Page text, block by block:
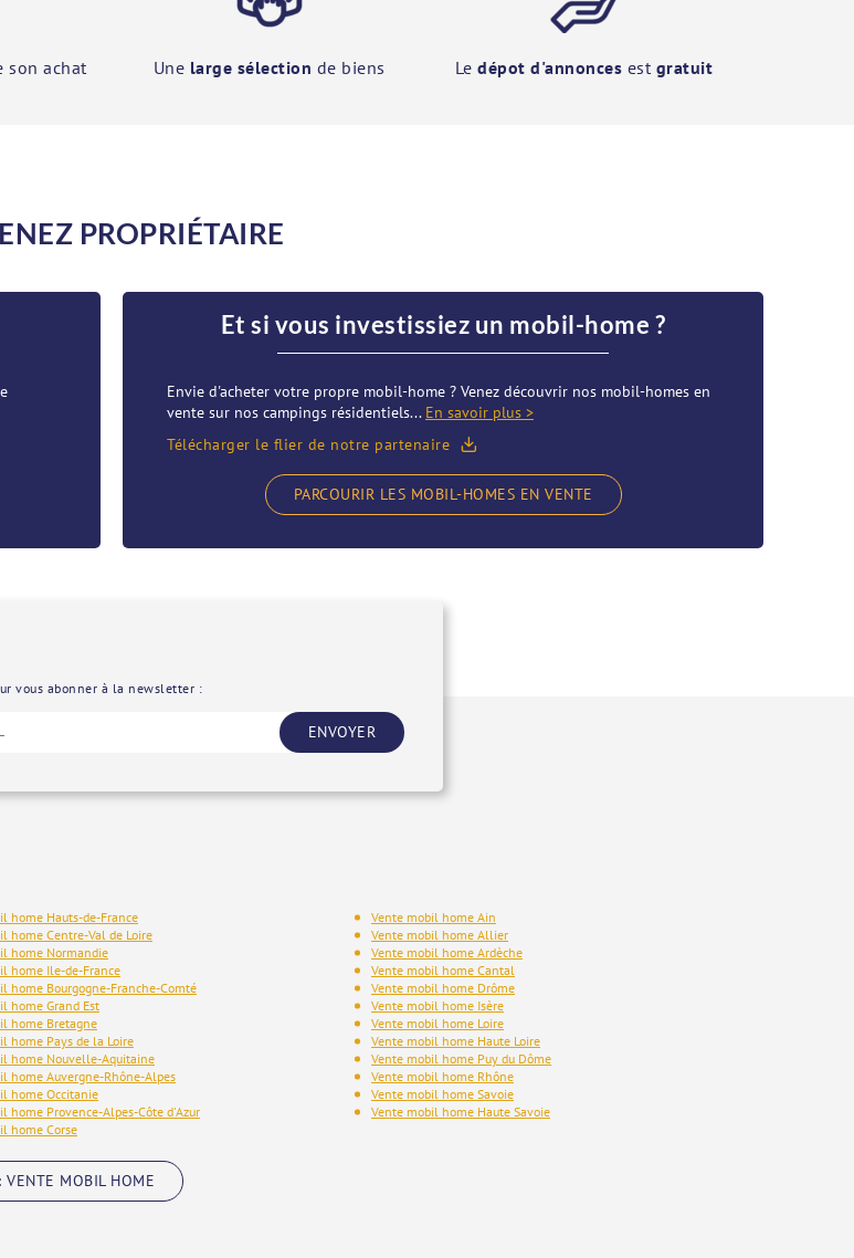
son achat Une large sélection de biens Ledépot d'annonces est gratuit
PROPRIÉTAIRE
Et si vous investissiez un mobil-home ?
Envie d'acheter votre propre mobil-home ? Venez découvrir nos mobil-homes en
vente sur nos campings résidentiels... En savoir plus >
Télécharger le flier de notre partenaire
PARCOURIR LES MOBIL-HOMES EN VENTE
vous abonner à la newsletter :
ENVOYER
home Hauts-de-France
home Centre-Val de Loire
home Normandie
home Ile-de-France
home Bourgogne-Franche-Comté
home Grand Est
home Bretagne
home Pays de la Loire
home Nouvelle-Aquitaine
home Auvergne-Rhône-Alpes
home Occitanie
home Provence-Alpes-Côte d'Azur
home Corse
VENTE MOBIL HOME
Vente mobil home Ain
Vente mobil home Allier
Vente mobil home Ardèche
Vente mobil home Cantal
Vente mobil home Drôme
Vente mobil home Isère
Vente mobil home Loire
Vente mobil home Haute Loire
Vente mobil home Puy du Dôme
Vente mobil home Rhône
Vente mobil home Savoie
Vente mobil home Haute Savoie